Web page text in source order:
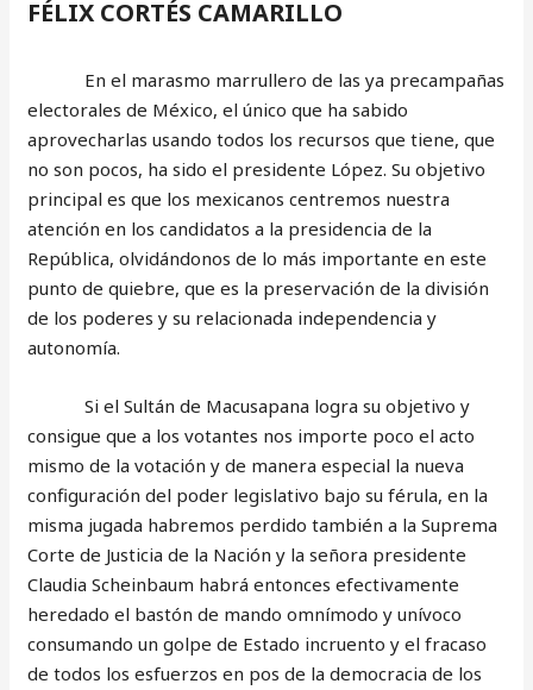
FÉLIX CORTÉS CAMARILLO
En el marasmo marrullero de las ya precampañas
electorales de México, el único que ha sabido
aprovecharlas usando todos los recursos que tiene, que
no son pocos, ha sido el presidente López. Su objetivo
principal es que los mexicanos centremos nuestra
atención en los candidatos a la presidencia de la
República, olvidándonos de lo más importante en este
punto de quiebre, que es la preservación de la división
de los poderes y su relacionada independencia y
autonomía.
Si el Sultán de Macusapana logra su objetivo y
consigue que a los votantes nos importe poco el acto
mismo de la votación y de manera especial la nueva
configuración del poder legislativo bajo su férula, en la
misma jugada habremos perdido también a la Suprema
Corte de Justicia de la Nación y la señora presidente
Claudia Scheinbaum habrá entonces efectivamente
heredado el bastón de mando omnímodo y unívoco
consumando un golpe de Estado incruento y el fracaso
de todos los esfuerzos en pos de la democracia de los